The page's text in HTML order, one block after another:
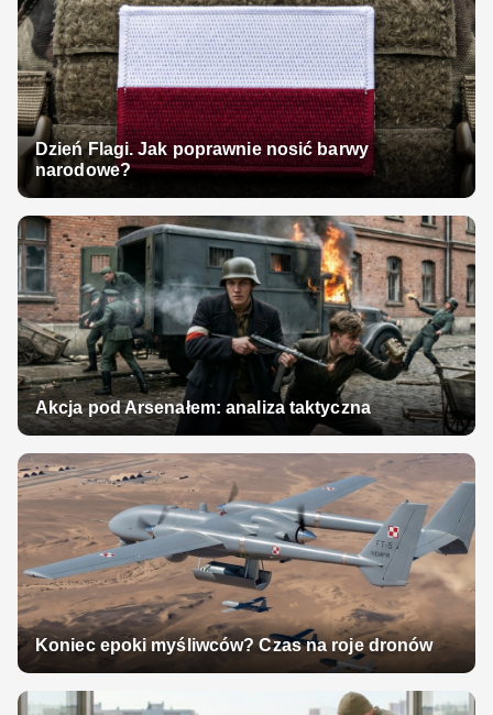
Dzień Flagi. Jak poprawnie nosić barwy
narodowe?
Akcja pod Arsenałem: analiza taktyczna
Koniec epoki myśliwców? Czas na roje dronów